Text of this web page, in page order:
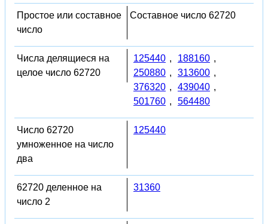
Простое или составное
число
Составное число 62720
Числа делящиеся на
целое число 62720
125440 , 188160 ,
250880 , 313600 ,
376320 , 439040 ,
501760 , 564480
Число 62720
умноженное на число
два
125440
62720 деленное на
число 2
31360